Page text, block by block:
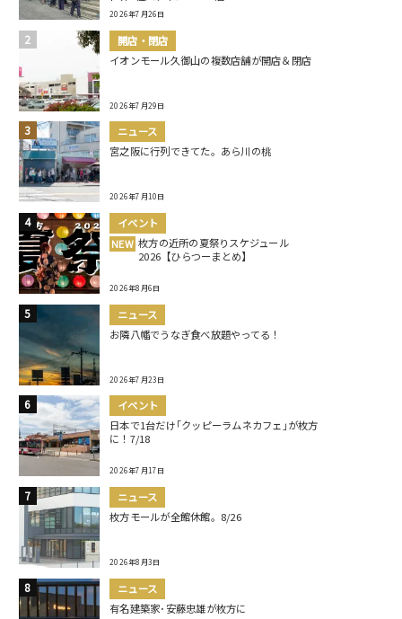
2026年7月26日
開店・閉店
イオンモール久御山の複数店舗が開店＆閉店
2026年7月29日
ニュース
宮之阪に行列できてた。あら川の桃
2026年7月10日
イベント
NEW 枚方の近所の夏祭りスケジュール
2026【ひらつーまとめ】
2026年8月6日
ニュース
お隣八幡でうなぎ食べ放題やってる！
2026年7月23日
イベント
日本で1台だけ｢クッピーラムネカフェ｣が枚方
に！7/18
2026年7月17日
ニュース
枚方モールが全館休館。8/26
2026年8月3日
ニュース
有名建築家･安藤忠雄が枚方に